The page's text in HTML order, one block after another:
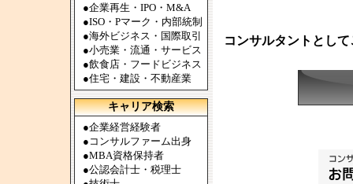
●企業再生・IPO・M&A
●ISO・Pマーク・内部統制
●海外ビジネス・国際取引
●小売業・流通・サービス
●飲食店・フードビジネス
●住宅・建設・不動産業
キャリア検索
●企業経営経験者
● コンサルファーム出身
●MBA資格保持者
●公認会計士・税理士
コンサルタントとし